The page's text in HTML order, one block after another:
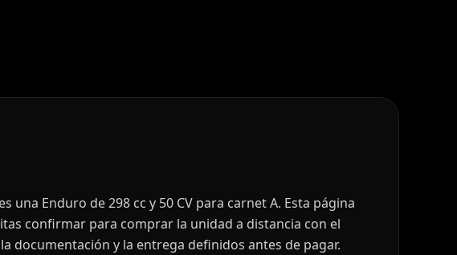
una Enduro de 298 cc y 50 CV para carnet A. Esta página
confirmar para comprar la unidad a distancia con el
documentación y la entrega definidos antes de pagar.